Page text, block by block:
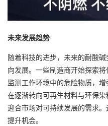
未来发展趋势
随着科技的进步，未来的耐酸
向发展。一些制造商开始探索
监测工作环境中的危险物质，
在逐渐转向可再生材料与环保染
迎合市场对可持续发展的需求
提升机会。